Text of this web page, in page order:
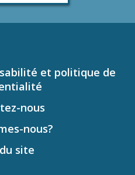
et politique de
nous
nous?
site